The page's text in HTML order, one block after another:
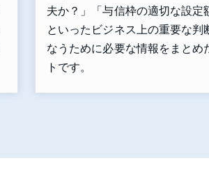
夫か？」「与信枠の適切な設定
といったビジネス上の重要な判
なうために必要な情報をまとめ
トです。